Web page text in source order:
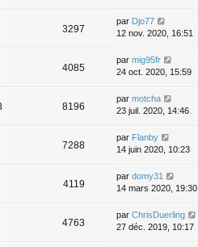
3297
par Djo77
12 nov. 2020, 16:51
4085
par mig95fr
24 oct. 2020, 15:59
8196
par motcha
23 juil. 2020, 14:46
7288
par Flanby
14 juin 2020, 10:23
4119
par domy31
14 mars 2020, 19:30
4763
par ChrisDuerling
27 déc. 2019, 10:17